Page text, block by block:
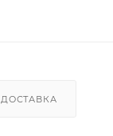
ДОСТАВКА